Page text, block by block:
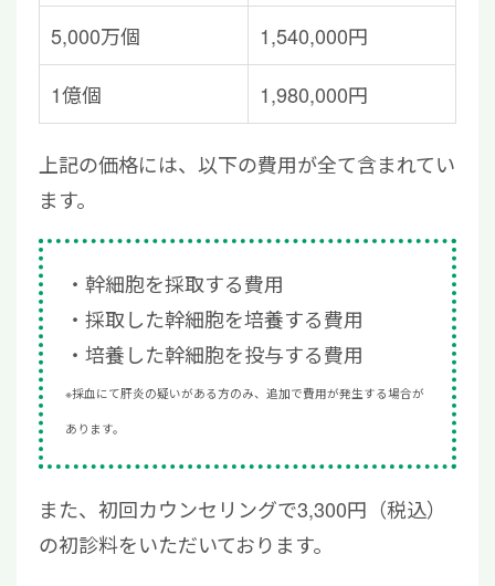
5,000万個 1,540,000円
1億個 1,980,000円
上記の価格には、以下の費用が全て含まれてい
ます。
幹細胞を採取する費用
採取した幹細胞を培養する費用
培養した幹細胞を投与する費用
※採血にて肝炎の疑いがある方のみ、追加で費用が発生する場合が
あります。
また、初回カウンセリングで3,300円（税込）
の初診料をいただいております。